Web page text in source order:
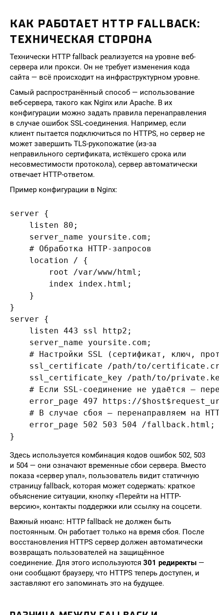
КАК РАБОТАЕТ HTTP FALLBACK:
ТЕХНИЧЕСКАЯ СТОРОНА
Технически HTTP fallback реализуется на уровне веб-
сервера или прокси. Он не требует изменения кода
сайта — всё происходит на инфраструктурном уровне.
Самый распространённый способ — использование
веб-сервера, такого как Nginx или Apache. В их
конфигурации можно задать правила перенаправления
в случае ошибок SSL-соединения. Например, если
клиент пытается подключиться по HTTPS, но сервер не
может завершить TLS-рукопожатие (из-за
неправильного сертификата, истёкшего срока или
несовместимости протокола), сервер автоматически
отвечает HTTP-ответом.
Пример конфигурации в Nginx:
server {
    listen 80;
    server_name yoursite.com;
    # Обработка HTTP-запросов
    location / {
        root /var/www/html;
        index index.html;
    }
}
server {
    listen 443 ssl http2;
    server_name yoursite.com;
# Настройки SSL (сертификат, ключ,
ssl_certificate /path/to/
ssl_certificate_key /path/to/
# Если SSL-соединение не удаётся —
error_page 497 https://
# В случае сбоя — перенаправляем на
    error_page 502 503 504 /fallback.html;
Здесь используется комбинация кодов ошибок 502, 503
и 504 — они означают временные сбои сервера. Вместо
показа «сервер упал», пользователь видит статичную
страницу fallback, которая может содержать: краткое
объяснение ситуации, кнопку «Перейти на HTTP-
версию», контакты поддержки или ссылку на соцсети.
Важный нюанс: HTTP fallback не должен быть
постоянным. Он работает только на время сбоя. После
восстановления HTTPS сервер должен автоматически
возвращать пользователей на защищённое
соединение. Для этого используются 301 редиректы —
они сообщают браузеру, что HTTPS теперь доступен, и
заставляют его запоминать это на будущее.